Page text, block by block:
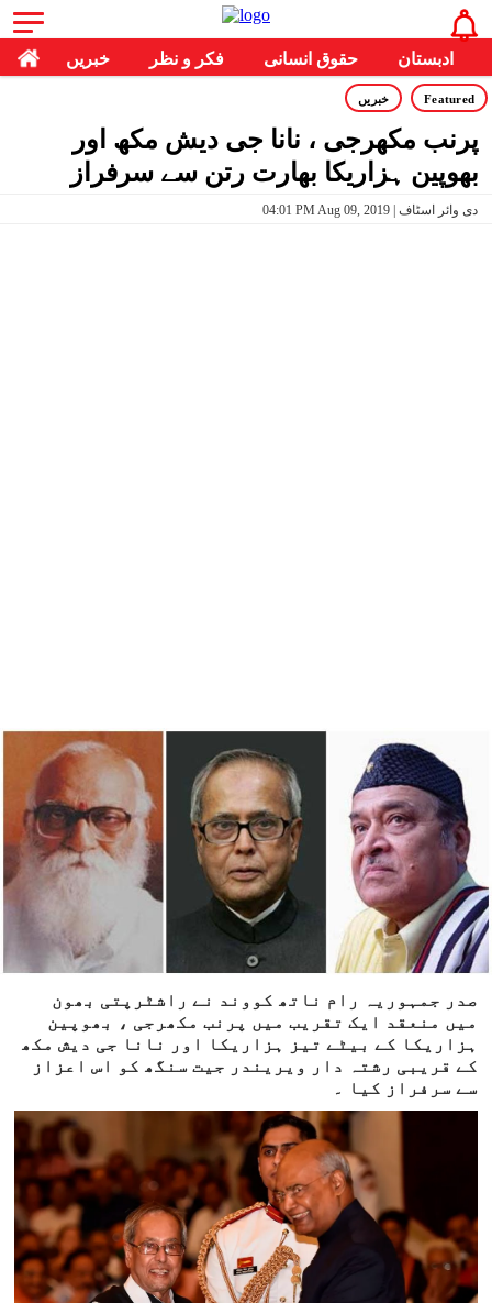
خبریں فکر و نظر حقوق انسانی ادبستان
Featured خبریں
پرنب مکھرجی ، نانا جی دیش مکھ اور
بھوپین ہزاریکا بھارت رتن سے سرفراز
04:01 PM Aug 09, 2019 | دی وائر اسٹاف
صدر جمہوریہ رام ناتھ کووند نے راشٹرپتی بھون
میں منعقد ایک تقریب میں پرنب مکھرجی ، بھوپین
ہزاریکا کے بیٹے تیز ہزاریکا اور نانا جی دیش مکھ
کے قریبی رشتہ دار ویریندر جیت سنگھ کو اس اعزاز
سے سرفراز کیا ۔